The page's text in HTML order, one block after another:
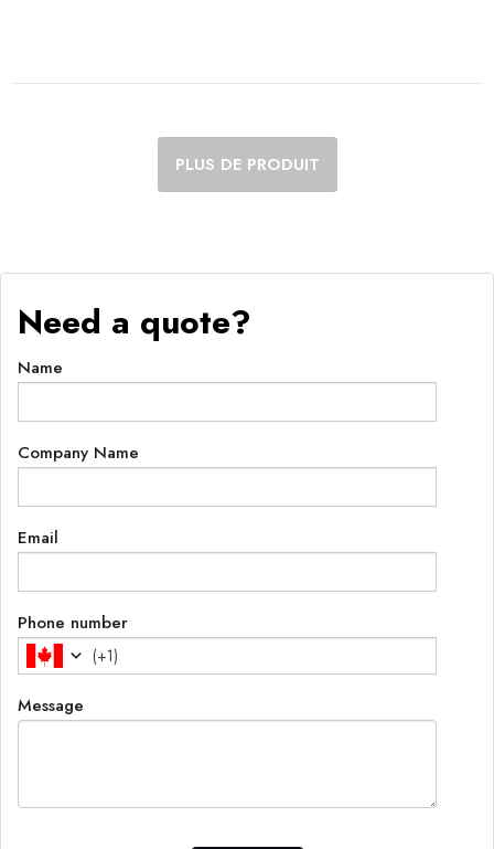
PLUS DE PRODUIT
Need a quote?
Name
Company Name
Email
Phone number
(+1)
Message